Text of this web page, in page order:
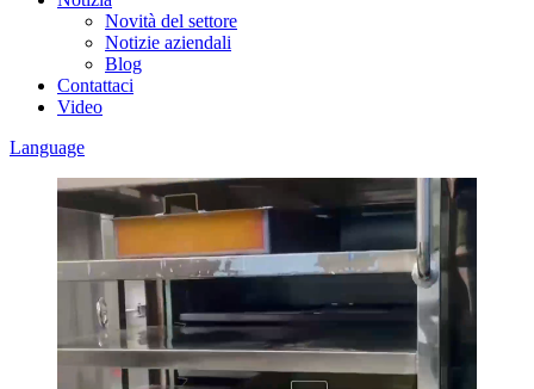
Novità del settore
Notizie aziendali
Blog
Contattaci
Video
Language